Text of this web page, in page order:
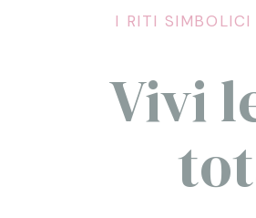
I RITI
Vivi